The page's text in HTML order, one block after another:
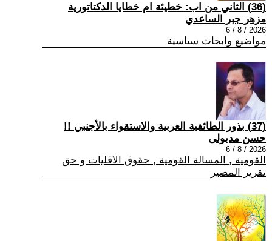
(36) الثاني من اب: خطيئة ام خطايا الدكتاتورية
مزهر جبر الساعدي
2026 / 8 / 6
مواضيع وابحاث سياسية
(37) بذور الطائفية العربية والاستقواء بالأجنبي !!
حسن مدبولى
2026 / 8 / 6
القومية , المسالة القومية , حقوق الاقليات و حق
تقرير المصير